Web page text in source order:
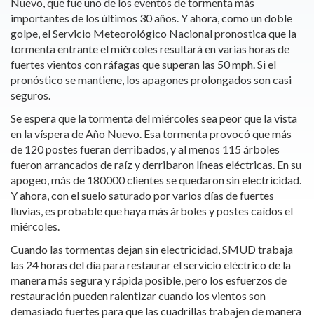
importantes de los últimos 30 años. Y ahora, como un doble
golpe, el Servicio Meteorológico Nacional pronostica que la
tormenta entrante el miércoles resultará en varias horas de
fuertes vientos con ráfagas que superan las 50 mph. Si el
pronóstico se mantiene, los apagones prolongados son casi
seguros.
Se espera que la tormenta del miércoles sea peor que la vista
en la víspera de Año Nuevo. Esa tormenta provocó que más
de 120 postes fueran derribados, y al menos 115 árboles
fueron arrancados de raíz y derribaron líneas eléctricas. En su
apogeo, más de 180000 clientes se quedaron sin electricidad.
Y ahora, con el suelo saturado por varios días de fuertes
lluvias, es probable que haya más árboles y postes caídos el
miércoles.
Cuando las tormentas dejan sin electricidad, SMUD trabaja
las 24 horas del día para restaurar el servicio eléctrico de la
manera más segura y rápida posible, pero los esfuerzos de
restauración pueden ralentizar cuando los vientos son
demasiado fuertes para que las cuadrillas trabajen de manera